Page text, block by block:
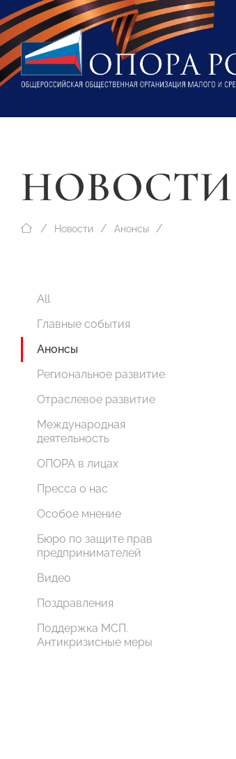
НОВОСТИ
Новости Анонсы
All
Главные события
Анонсы
Региональное развитие
Отраслевое развитие
Международная
деятельность
ОПОРА в лицах
Пресса о нас
Особое мнение
Бюро по защите прав
предпринимателей
Видео
Поздравления
Поддержка МСП.
Антикризисные меры